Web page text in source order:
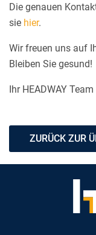
Die genauen
sie hier.
Wir freuen uns auf
Bleiben Sie gesund!
Ihr HEADWAY Team
ZURÜCK ZUR